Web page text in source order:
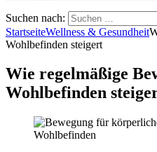
Suchen nach:
StartseiteWellness & Gesundheit
Wohlbefinden steigert
Wie regelmäßige
Wohlbefinden